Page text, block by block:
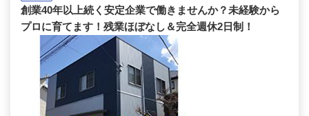
創業40年以上続く安定企業で働きませんか？未経験から
プロに育てます！残業ほぼなし＆完全週休2日制！